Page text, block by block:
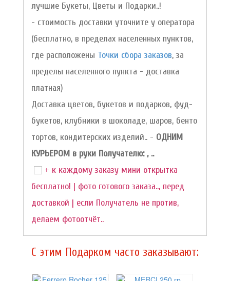
лучшие Букеты, Цветы и Подарки..!
- стоимость доставки уточните у оператора
(бесплатно, в пределах населенных пунктов,
где расположены Точки сбора заказов, за
пределы населенного пункта - доставка
платная)
Доставка цветов, букетов и подарков, фуд-
букетов, клубники в шоколаде, шаров, бенто
тортов, кондитерских изделий.. - ОДНИМ
КУРЬЕРОМ в руки Получателю: , ..
+ к каждому заказу мини открытка
бесплатно! | фото готового заказа.., перед
доставкой | если Получатель не против,
делаем фотоотчёт..
C этим Подарком часто заказывают: